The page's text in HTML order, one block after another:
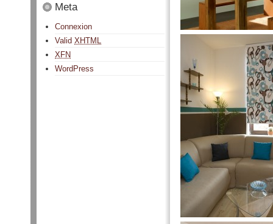
Meta
Connexion
Valid XHTML
XFN
WordPress